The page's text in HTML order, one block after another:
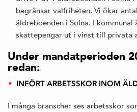
begränsar valfriheten. Vi ökar
äldreboenden i Solna. I
skattepengar ut i vinst till privata
Under mandatperioden
redan:
INFÖRT ARBETSSKOR INOM
I många branscher ses arbetsskor